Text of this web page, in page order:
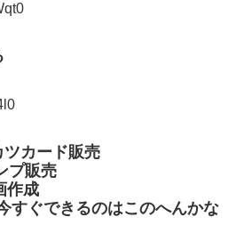
ツカード販売
プ販売
作成
すぐできるのはこのへんかな